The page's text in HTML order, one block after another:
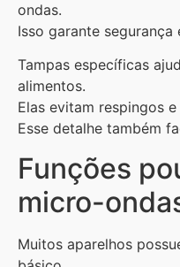
ondas.
Isso garante segurança
Tampas específicas
alimentos.
Elas evitam respingos
Esse detalhe também
Funções
micro-
Muitos aparelhos